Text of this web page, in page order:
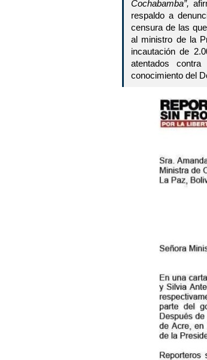
Cochabamba”,
respaldo a
censura de las
al ministro de la
incautación de
atentados
conocimiento del